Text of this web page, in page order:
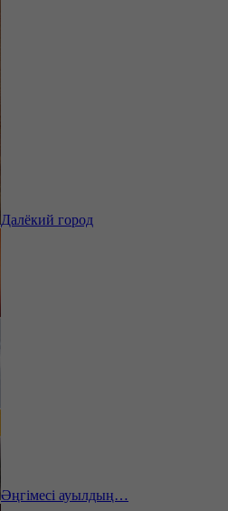
Далёкий город
Әңгімесі ауылдың…